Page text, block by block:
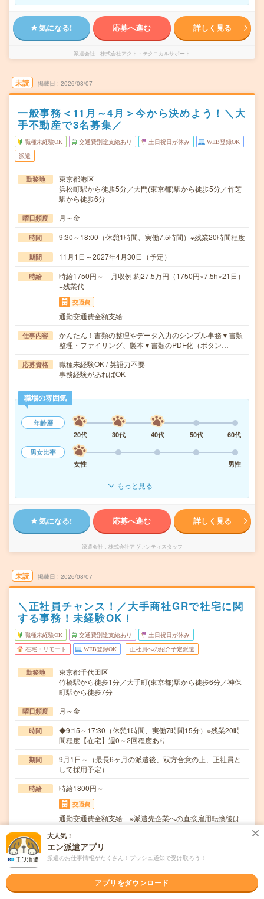
気になる! 応募へ進む 詳しく見る
派遣会社 株式会社アクト・テクニカルサポート
未読 掲載日 2026/08/07
一般事務＜11月～4月＞今から決めよう！＼大
手不動産で3名募集／
職種未経験OK 交通費別途支給あり 土日祝日が休み WEB登録OK
派遣
勤務地
東京都港区
浜松町駅から徒歩5分／大門(東京都)駅から徒歩5分／竹芝
駅から徒歩6分
曜日頻度 月～金
時間 9:30～18:00（休憩1時間、実働7.5時間）※残業20時間程度
期間 11月1日～2027年4月30日（予定）
時給
時給1750円～ 月収例:約27.5万円（1750円×7.5h×21日）
+残業代
交通費
通勤交通費全額支給
仕事内容
かんたん！書類の整理やデータ入力のシンプル事務▼書類
整理・ファイリング、製本▼書類のPDF化（ボタン…
応募資格
職種未経験OK / 英語力不要
事務経験があればOK
職場の雰囲気
年齢層
20代
30代 40代 50代
60代
男女比率
女性
男性
もっと見る
気になる! 応募へ進む 詳しく見る
派遣会社 株式会社アヴァンティスタッフ
未読 掲載日 2026/08/07
＼正社員チャンス！／大手商社GRで社宅に関
する事務！未経験OK！
職種未経験OK 交通費別途支給あり 土日祝日が休み
在宅・リモート WEB登録OK 正社員への紹介予定派遣
勤務地
東京都千代田区
竹橋駅から徒歩1分／大手町(東京都)駅から徒歩6分／神保
町駅から徒歩7分
曜日頻度 月～金
時間
◆9:15～17:30（休憩1時間、実働7時間15分）※残業20時
間程度【在宅】週0～2回程度あり
期間
9月1日～（最長6ヶ月の派遣後、双方合意の上、正社員と
して採用予定）
時給 時給1800円～
交通費
通勤交通費全額支給 ※派遣先企業への直接雇用転換後は
仕事内容
～大手総合商社Grで社員向け借上げ社宅・寮の運営管理業
務～・グループ社員が利用する社員寮・社宅への入…
応募資格
職種未経験OK / 英語力不要
◆営業経験（建設・不動産・リフォーム業界経験尚可）◆
四大卒以上
大人気！
エン派遣アプリ
派遣のお仕事情報がたくさん！プッシュ通知で受け取ろう！
アプリをダウンロード